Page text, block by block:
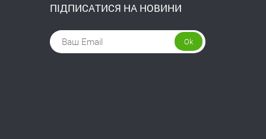
ПІДПИСАТИСЯ НА НОВИНИ
Ok